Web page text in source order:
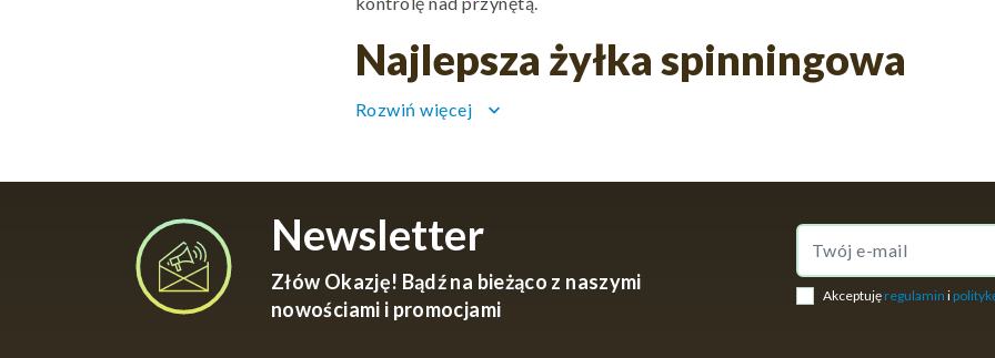
Najlepsza żyłka spinningowa
Dobrażyłka na spinning
Rozwiń więcej keyboard_arrow_down
Newsletter
Złów Okazję! Bądź na bieżąco z naszymi
nowościami i promocjami
Akceptuję regulamin i